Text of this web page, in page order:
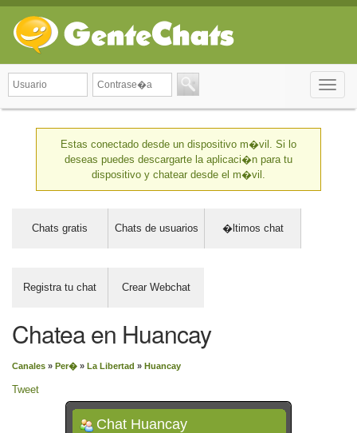
Toggle
Estas conectado desde un dispositivo m�vil. Si lo
deseas puedes descargarte la aplicaci�n para tu
dispositivo y chatear desde el m�vil.
Chats gratis Chats de usuarios �ltimos chat
Registra tu chat Crear Webchat
Chatea en Huancay
Canales » Per� » La Libertad » Huancay
Tweet
Chat Huancay